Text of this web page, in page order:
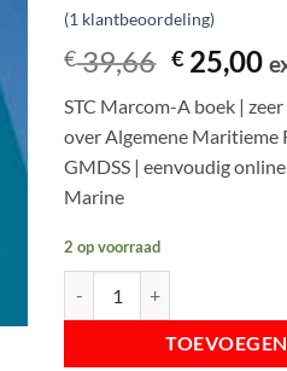
Gewaardeerd
5op 5
gebaseerd
op
1
(1 klantbeoordeling)
€39,66
prijs
was:
€ 39,66.
€25,00
€
STC Marcom-A boek |
over Algemene Maritieme
GMDSS | eenvoudig
Marine
2 op voorraad